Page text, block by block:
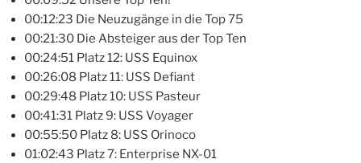
00:12:23 Die Neuzugänge in die Top 75
00:21:30 Die Absteiger aus der Top Ten
00:24:51 Platz 12: USS Equinox
00:26:08 Platz 11: USS Defiant
00:29:48 Platz 10: USS Pasteur
00:41:31 Platz 9: USS Voyager
00:55:50 Platz 8: USS Orinoco
01:02:43 Platz 7: Enterprise NX-01